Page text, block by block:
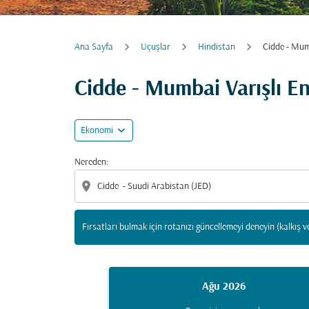
Ana Sayfa Uçuşlar Hindistan Cidde -
Cidde - Mumbai Varışlı
Ekonomi expand_more
Nereden:
location_on
Fırsatları bulmak için rotanızı güncellemeyi deneyin
Fırsatları bulmak için rotanızı güncellemeyi
Ağu 2026